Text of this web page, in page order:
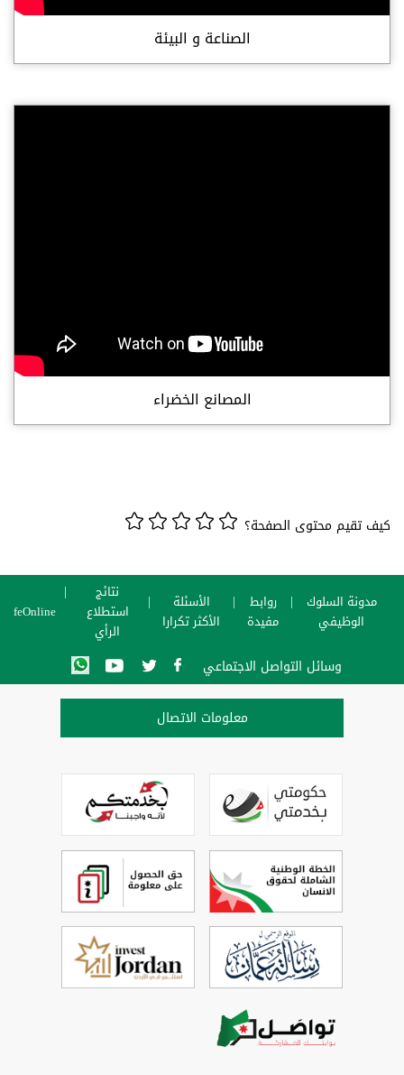
الصناعة و البيئة
المصانع الخضراء
كيف تقيم محتوى الصفحة؟
مدونة السلوك
الوظيفي
روابط
مفيدة
الأسئلة
الأكثر تكرارا
نتائج
استطلاع
الرأي
SafeOnline
وسائل التواصل الاجتماعي
معلومات الاتصال